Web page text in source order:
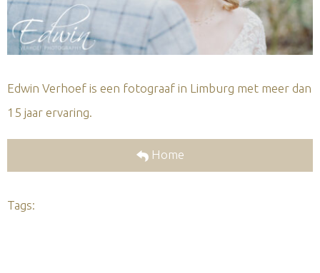
Edwin Verhoef is een fotograaf in Limburg met meer dan
15 jaar ervaring.
Home
Tags: